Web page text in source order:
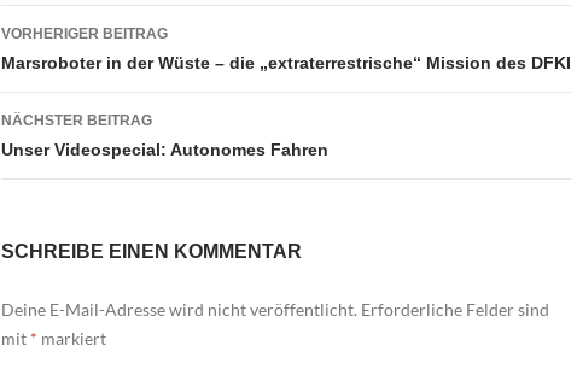
Beitragsnavigation
VORHERIGER BEITRAG
Marsroboter in der Wüste – die „extraterrestrische“ Mission des DFKI
NÄCHSTER BEITRAG
Unser Videospecial: Autonomes Fahren
SCHREIBE EINEN KOMMENTAR
Deine E-Mail-Adresse wird nicht veröffentlicht. Erforderliche Felder sind
mit * markiert